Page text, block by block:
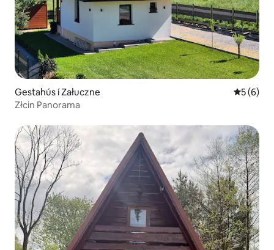
Gestahús í Załuczne 5 af 5 í
5 (6)
Złcin Panorama